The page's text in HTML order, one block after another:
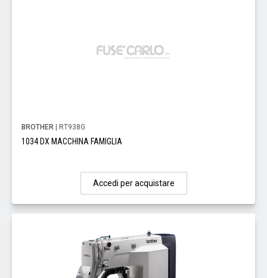
BROTHER | RT938G
1034 DX MACCHINA FAMIGLIA
Accedi per acquistare